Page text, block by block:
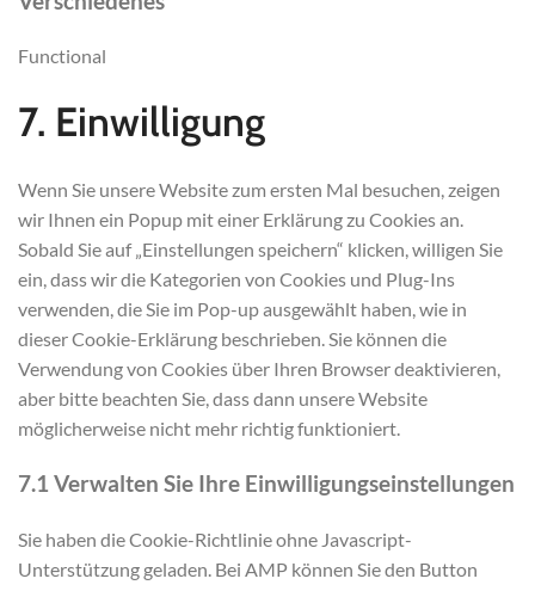
Functional
7. Einwilligung
Wenn Sie unsere Website zum ersten Mal besuchen, zeigen
wir Ihnen ein Popup mit einer Erklärung zu Cookies an.
Sobald Sie auf „Einstellungen speichern“ klicken, willigen Sie
ein, dass wir die Kategorien von Cookies und Plug-Ins
verwenden, die Sie im Pop-up ausgewählt haben, wie in
dieser Cookie-Erklärung beschrieben. Sie können die
Verwendung von Cookies über Ihren Browser deaktivieren,
aber bitte beachten Sie, dass dann unsere Website
möglicherweise nicht mehr richtig funktioniert.
7.1 Verwalten Sie Ihre Einwilligungseinstellungen
Sie haben die Cookie-Richtlinie ohne Javascript-
Unterstützung geladen. Bei AMP können Sie den Button